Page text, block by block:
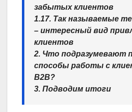
забытых клиентов
1.17. Так называемые
– интересный вид
клиентов
2. Что подразумевают
способы работы с
B2B?
3. Подводим итоги